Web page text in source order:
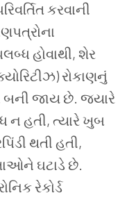
કરવાની
હોવાથી, શેર
રોકાણનું
જાય છે. જયારે
ન હતી, ત્યારે ખુબ
થતી હતી,
ઘટાડે છે.
રેકોર્ડ